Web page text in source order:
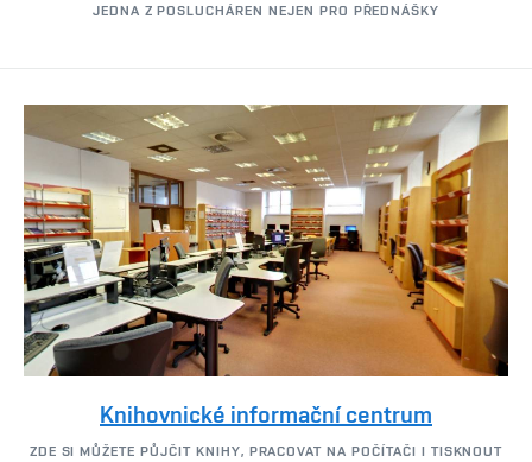
JEDNA Z POSLUCHÁREN NEJEN PRO PŘEDNÁŠKY
Knihovnické informační centrum
ZDE SI MŮŽETE PŮJČIT KNIHY, PRACOVAT NA POČÍTAČI I TISKNOUT